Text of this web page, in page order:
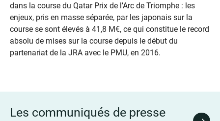
dans la course du Qatar Prix de l’Arc de Triomphe : les
enjeux, pris en masse séparée, par les japonais sur la
course se sont élevés à 41,8 M€, ce qui constitue le record
absolu de mises sur la course depuis le début du
partenariat de la JRA avec le PMU, en 2016.
Les communiqués de presse